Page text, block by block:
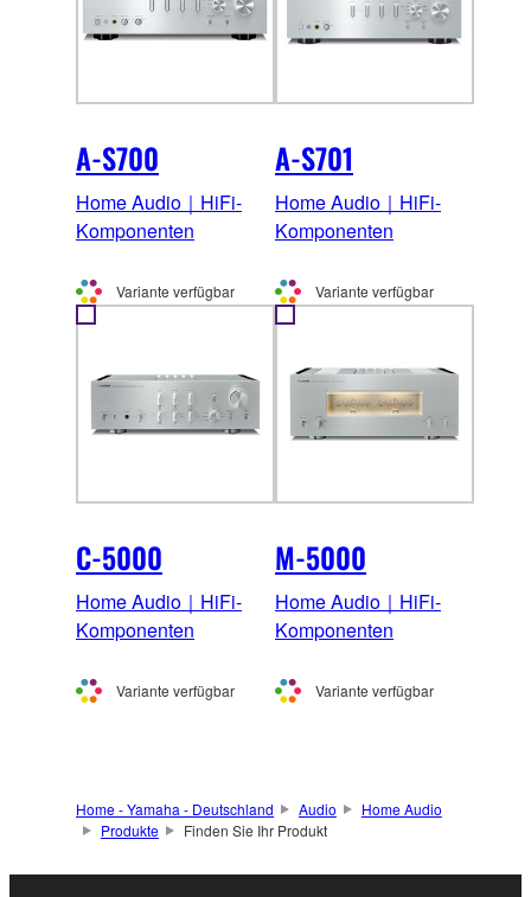
A-S700
Home Audio｜HiFi-
Komponenten
Variante verfügbar
A-S701
Home Audio｜HiFi-
Komponenten
Variante verfügbar
C-5000
Home Audio｜HiFi-
Komponenten
Variante verfügbar
M-5000
Home Audio｜HiFi-
Komponenten
Variante verfügbar
Home - Yamaha - Deutschland Audio
Home Audio
Produkte
Finden Sie Ihr Produkt